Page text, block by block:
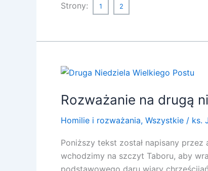
Strony: 1 2
Rozważanie na drugą
Homilie i rozważania, Wszystkie / ks.
Poniższy tekst został napisany
wchodzimy na szczyt Taboru, aby
Rozważanie
drugą
Wielkiego
Postu